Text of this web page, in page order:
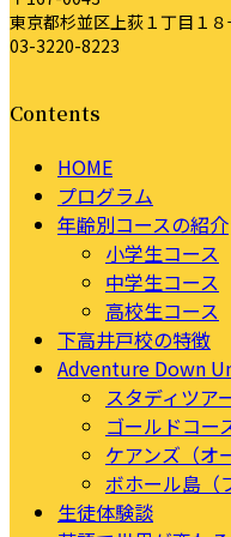
東京都杉並区上荻１丁目１８
03-3220-8223
Contents
HOME
プログラム
年齢別コースの紹介
小学生コース
中学生コース
高校生コース
下高井戸校の特徴
Adventure Down
スタディツア
ゴールドコー
ケアンズ（オ
ボホール島（
生徒体験談